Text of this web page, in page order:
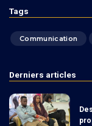
Tags
Communication
Derniers articles